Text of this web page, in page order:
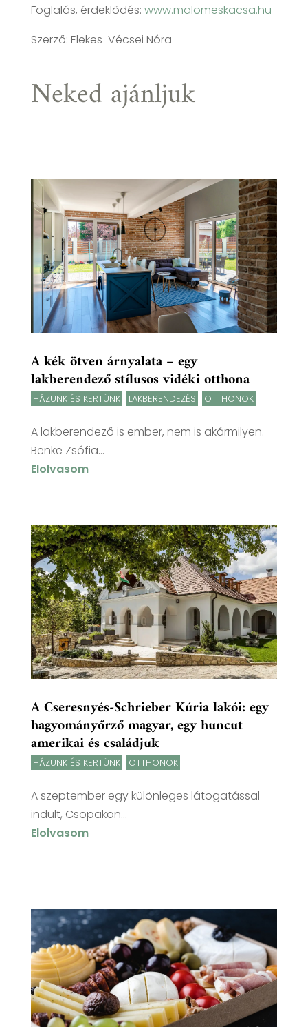
Foglalás, érdeklődés: www.malomeskacsa.hu
Szerző: Elekes-Vécsei Nóra
Neked ajánljuk
A kék ötven árnyalata – egy
lakberendező stílusos vidéki otthona
HÁZUNK ÉS KERTÜNK LAKBERENDEZÉS OTTHONOK
A lakberendező is ember, nem is akármilyen.
Benke Zsófia...
Elolvasom
A Cseresnyés-Schrieber Kúria lakói: egy
hagyományőrző magyar, egy huncut
amerikai és családjuk
HÁZUNK ÉS KERTÜNK OTTHONOK
A szeptember egy különleges látogatással
indult, Csopakon...
Elolvasom